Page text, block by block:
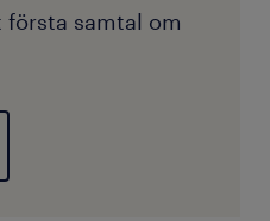
första samtal om